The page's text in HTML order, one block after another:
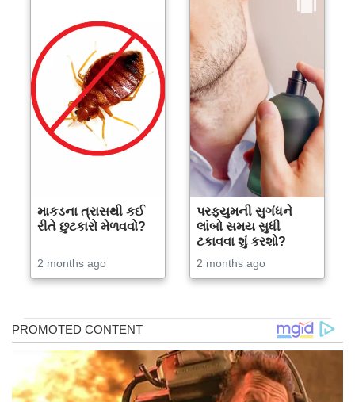
માકડના ત્રાસથી કઈ
રીતે છુટકારો મેળવવો?
2 months ago
પરફ્યુમની સુગંધને
લાંબો સમય સુધી
ટકાવવા શું કરશો?
2 months ago